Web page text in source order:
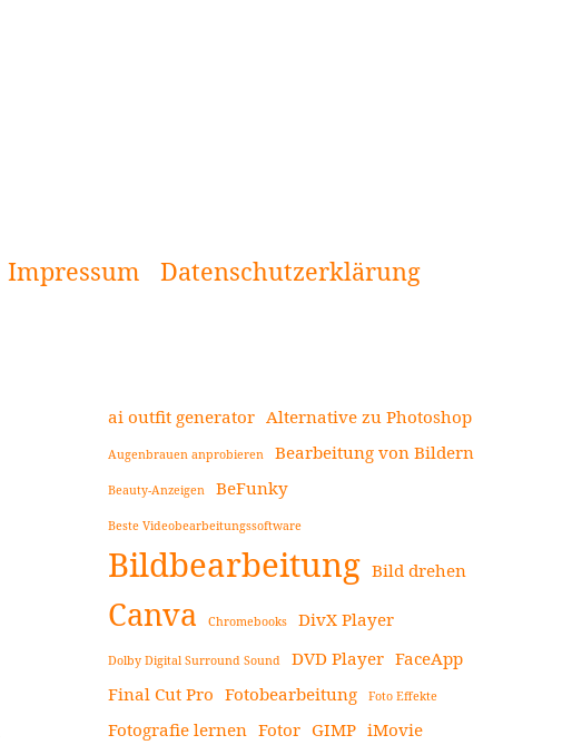
Impressum Datenschutzerklärung
Seitenleiste
ai outfit generator Alternative zu Photoshop
Augenbrauen anprobieren Bearbeitung von Bildern
Beauty-Anzeigen BeFunky
Beste Videobearbeitungssoftware
Bildbearbeitung Bild drehen
Canva Chromebooks DivX Player
Dolby Digital Surround Sound DVD Player FaceApp
Final Cut Pro Fotobearbeitung Foto Effekte
Fotografie lernen Fotor GIMP iMovie